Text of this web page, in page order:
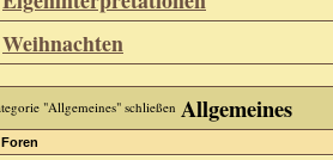
Weihnachten
Allgemeines
Foren